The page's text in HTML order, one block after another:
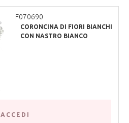
F070690
CORONCINA DI FIORI BIANCHI
CON NASTRO BIANCO
ACCEDI